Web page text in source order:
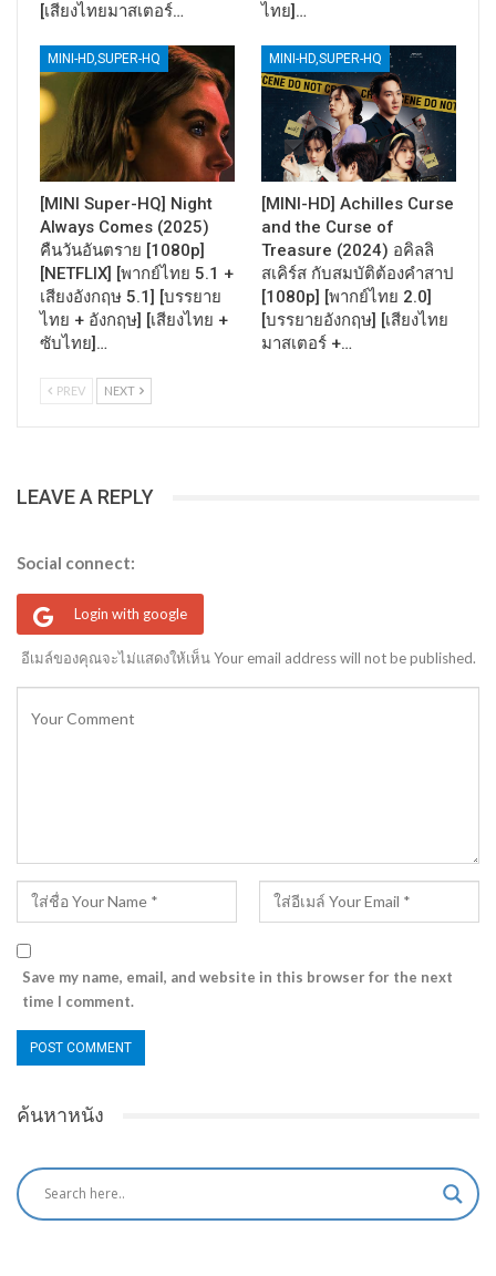
[เสียงไทยมาสเตอร์…
ไทย]…
MINI-HD,SUPER-HQ
[MINI Super-HQ] Night
Always Comes (2025)
คืนวันอันตราย [1080p]
[NETFLIX] [พากย์ไทย 5.1 +
เสียงอังกฤษ 5.1] [บรรยาย
ไทย + อังกฤษ] [เสียงไทย +
ซับไทย]…
MINI-HD,SUPER-HQ
[MINI-HD] Achilles Curse
and the Curse of
Treasure (2024) อคิลลิ
สเคิร์ส กับสมบัติต้องคำสาป
[1080p] [พากย์ไทย 2.0]
[บรรยายอังกฤษ] [เสียงไทย
มาสเตอร์ +…
PREV NEXT
LEAVE A REPLY
Social connect:
Login with google
อีเมล์ของคุณจะไม่แสดงให้เห็น Your email address will not be published.
Save my name, email, and website in this browser for the next
time I comment.
ค้นหาหนัง